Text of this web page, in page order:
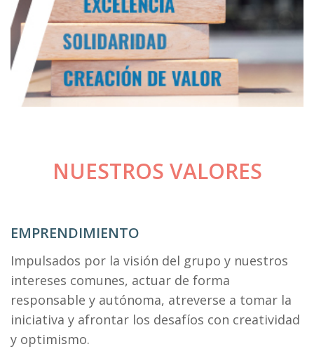
NUESTROS VALORES
EMPRENDIMIENTO
Impulsados por la visión del grupo y nuestros
intereses comunes, actuar de forma
responsable y autónoma, atreverse a tomar la
iniciativa y afrontar los desafíos con creatividad
y optimismo.